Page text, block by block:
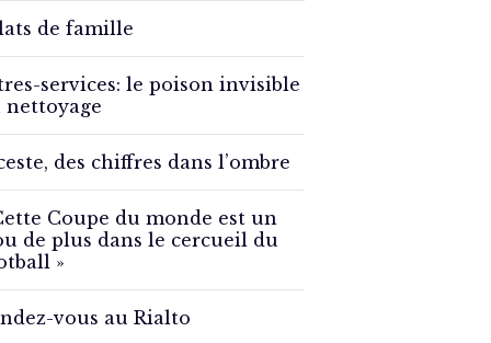
de famille
services: le poison invisible
nettoyage
des chiffres dans l’ombre
Coupe du monde est un
de plus dans le cercueil du
»
vous au Rialto